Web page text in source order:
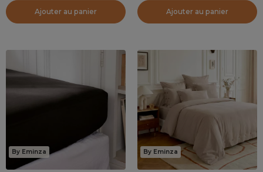
Ajouter au panier Ajouter au panier
By Eminza By Eminza